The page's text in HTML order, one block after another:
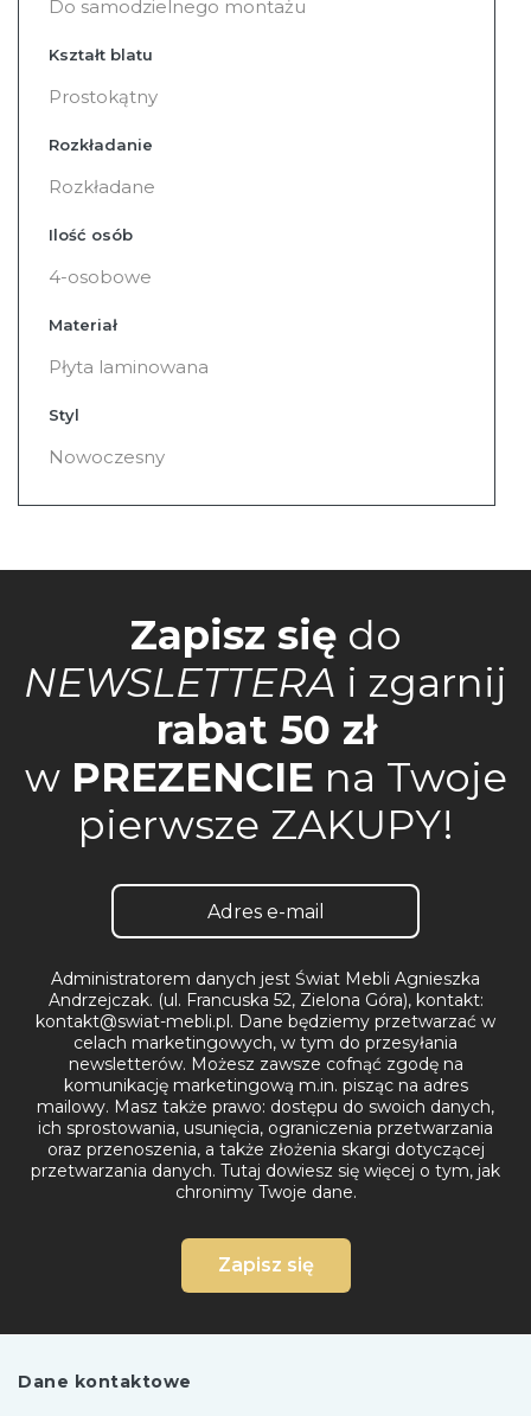
Do samodzielnego montażu
Kształt blatu
Prostokątny
Rozkładanie
Rozkładane
Ilość osób
4-osobowe
Materiał
Płyta laminowana
Styl
Nowoczesny
Zapisz siędo
NEWSLETTERA i zgarnij
rabat 50 zł
w PREZENCIE na Twoje
pierwsze ZAKUPY!
Administratorem danych jest Świat Mebli Agnieszka
Andrzejczak. (ul. Francuska 52, Zielona Góra), kontakt:
kontakt@swiat-mebli.pl. Dane będziemy przetwarzać w
celach marketingowych, w tym do przesyłania
newsletterów. Możesz zawsze cofnąć zgodę na
komunikację marketingową m.in. pisząc na adres
mailowy. Masz także prawo: dostępu do swoich danych,
ich sprostowania, usunięcia, ograniczenia przetwarzania
oraz przenoszenia, a także złożenia skargi dotyczącej
przetwarzania danych. Tutaj dowiesz się więcej o tym, jak
chronimy Twoje dane.
Zapisz się
Dane kontaktowe